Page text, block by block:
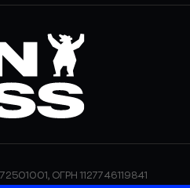
ОГРН 1127746119841